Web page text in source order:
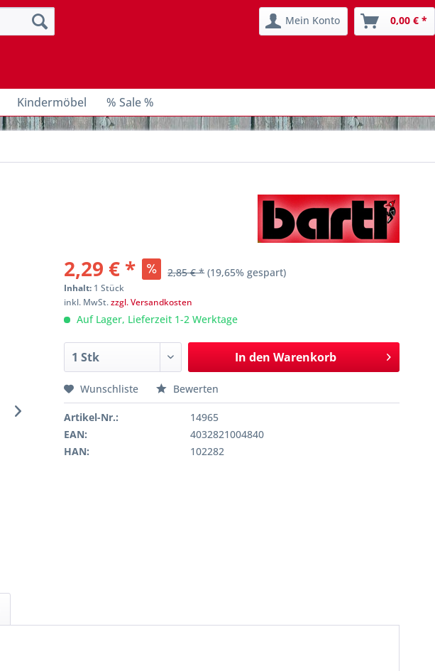
Mein Konto 0,00 € *
Kindermöbel % Sale %
2,29 € * 2,85 € * (19,65% gespart)
Inhalt: 1 Stück
inkl. MwSt.zzgl. Versandkosten
Auf Lager, Lieferzeit 1-2 Werktage
In den Warenkorb
Wunschliste Bewerten
Artikel-Nr.:
14965
EAN:
4032821004840
HAN:
102282